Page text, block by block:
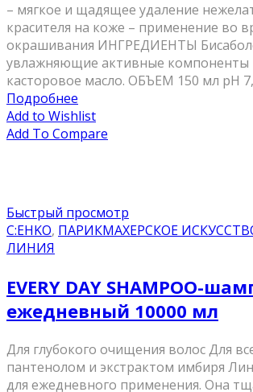
– мягкое и щадящее удаление
красителя на коже – применение во
окрашивания ИНГРЕДИЕНТЫ
увлажняющие активные
касторовое масло. ОБЪЕМ 150 мл pН
Подробнее
Add to Wishlist
Add To Compare
Быстрый просмотр
C:EHKO, ПАРИКМАХЕРСКОЕ
ЛИНИЯ
EVERY DAY SHAMPOO-
ежедневный 10000 мл
Для глубокого очищения волос Для
пантенолом и экстрактом имбиря
для ежедневного применения. Она